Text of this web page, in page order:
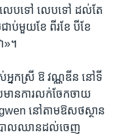
អូន​លេប​ទៅ លេប​ទៅ ដល់​តែ​
ជាប់​មួយ​ខែ​ ពីរ​ខែ ​បី​ខែ​
»។
ស់​អ្នកស្រី​ ឱ វណ្ណឌីន ​នៅ​ទី
មាន​ការ​លក់​ចែក​ចាយ​
នៅ​តាម​ឱសថ​ស្ថាន
បាលឈាន​ដល់​ចេញ​